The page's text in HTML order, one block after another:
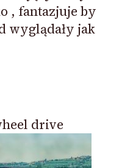
, fantazjuje by
wyglądały jak
drive